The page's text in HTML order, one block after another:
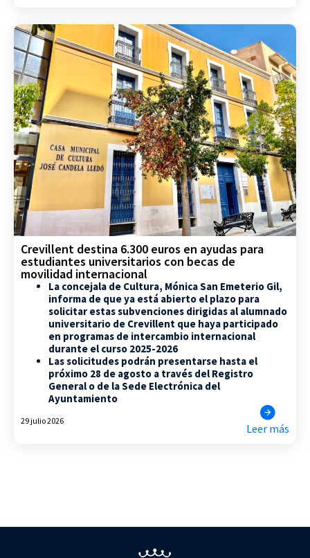
Crevillent destina 6.300 euros en ayudas para
estudiantes universitarios con becas de
movilidad internacional
La concejala de Cultura, Mónica San Emeterio Gil,
informa de que ya está abierto el plazo para
solicitar estas subvenciones dirigidas al alumnado
universitario de Crevillent que haya participado
en programas de intercambio internacional
durante el curso 2025-2026
Las solicitudes podrán presentarse hasta el
próximo 28 de agosto a través del Registro
General o de la Sede Electrónica del
Ayuntamiento
29 julio 2026
Leer más